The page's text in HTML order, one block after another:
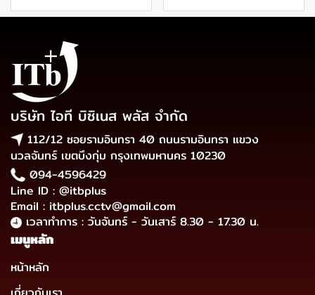
บริษัท ไอที บิซิเนส พลัส จำกัด
112/12 ซอยรามอินทรา 40 ถนนรามอินทรา แขวง
นวลจันทร์ เขตบึงกุ่ม กรุงเทพมหานคร 10230
094-4596429
Line ID : @itbplus
Email : itbplus.cctv@gmail.com
เวลาทำการ : วันจันทร์ - วันเสาร์ 8.30 - 17.30 น.
เมนูหลัก
หน้าหลัก